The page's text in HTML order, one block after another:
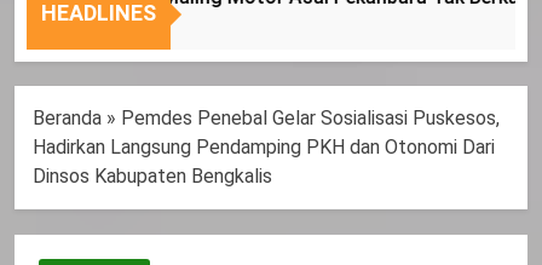
Nasional
Tepat
HEADLINES
Beranda » Pemdes Penebal Gelar Sosialisasi Puskesos,
Hadirkan Langsung Pendamping PKH dan Otonomi Dari
Dinsos Kabupaten Bengkalis